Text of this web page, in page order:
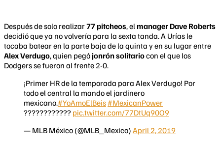
Después de solo realizar77 pitcheos, el manager Dave Roberts
decidió que ya no volvería para la sexta tanda. A Urías le
tocaba batear en la parte baja de la quinta y en su lugar entre
Alex Verdugo, quien pegó jonrón solitariocon el que los
Dodgers se fueron al frente 2-0.
¡Primer HR de la temporada para Alex Verdugo! Por
todo el central la mando el jardinero
mexicano.#YoAmoElBeis #MexicanPower
???????????? pic.twitter.com/77DtUq90O9
— MLB México (@MLB_Mexico) April 2, 2019